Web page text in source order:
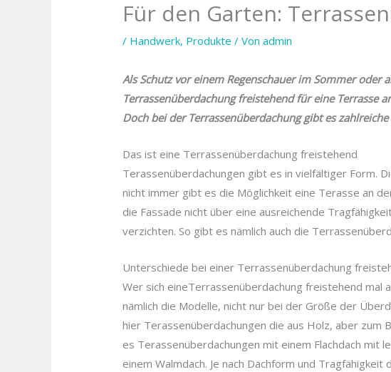
Für den Garten:
/ Handwerk, Produkte / Vonadmin
Als Schutz vor einem Regenschauer im Sommer
Terrassenüberdachung freistehend für eine Terrasse
Doch bei der Terrassenüberdachung gibt es
Das ist eine Terrassenüberdachung freistehend
Terassenüberdachungen gibt es in vielfältiger Form.
nicht immer gibt es die Möglichkeit eine Terasse an
die Fassade nicht über eine ausreichende
verzichten. So gibt es nämlich auch die
Unterschiede bei einer Terrassenüberdachung
Wer sich eineTerrassenüberdachung freistehend mal
nämlich die Modelle, nicht nur bei der Größe der
hier Terassenüberdachungen die aus Holz, aber zum
es Terassenüberdachungen mit einem Flachdach mit
einem Walmdach. Je nach Dachform und